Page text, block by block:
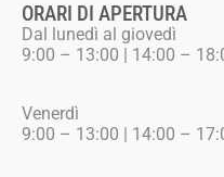
ORARI DI APERTURA
Dal lunedì al giovedì
9:00 – 13:00 | 14:00 –
Venerdì
9:00 – 13:00 | 14:00 –